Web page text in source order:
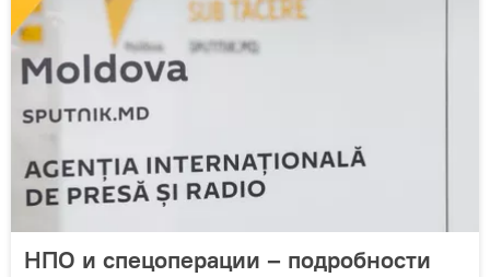
НПО и спецоперации – подробности